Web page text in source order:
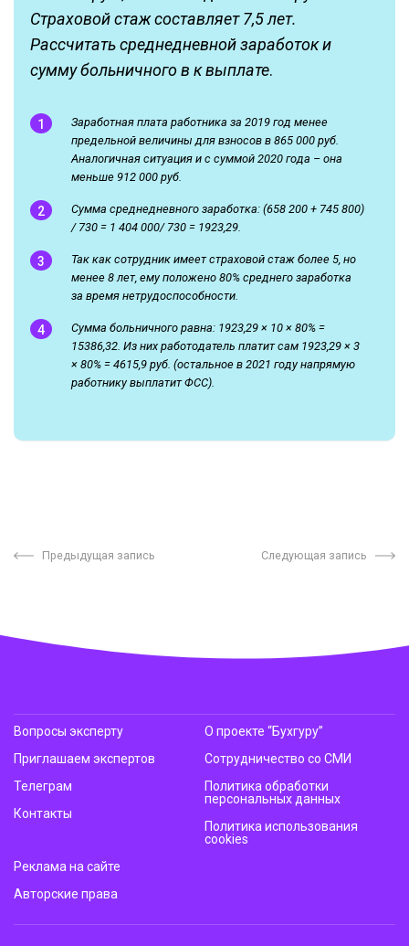
Страховой стаж составляет 7,5 лет.
Рассчитать среднедневной заработок и
сумму больничного в к выплате.
Заработная плата работника за 2019 год менее
предельной величины для взносов в 865 000 руб.
Аналогичная ситуация и с суммой 2020 года – она
меньше 912 000 руб.
Сумма среднедневного заработка: (658 200 + 745 800)
/ 730 = 1 404 000/ 730 = 1923,29.
Так как сотрудник имеет страховой стаж более 5, но
менее 8 лет, ему положено 80% среднего заработка
за время нетрудоспособности.
Сумма больничного равна: 1923,29 × 10 × 80% =
15386,32. Из них работодатель платит сам 1923,29 × 3
× 80% = 4615,9 руб. (остальное в 2021 году напрямую
работнику выплатит ФСС).
Предыдущая запись Следующая запись
Вопросы эксперту
Приглашаем экспертов
Телеграм
Контакты
О проекте “Бухгуру”
Сотрудничество со СМИ
Политика обработки
персональных данных
Политика использования
cookies
Реклама на сайте
Авторские права